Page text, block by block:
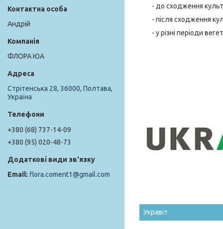
- до сходження
- після сходження
- у різні періоди
Укравіт
Андрій
ФЛОРА ЮА
Стрітенська 28, 36000, Полтава,
Україна
+380 (68) 737-14-09
+380 (95) 020-48-73
flora.coment1@gmail.com